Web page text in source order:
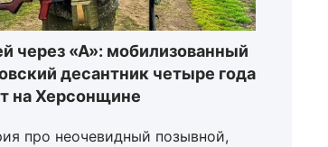
через «А»: мобилизованный
десантник четыре года
на Херсонщине
про неочевидный позывной,